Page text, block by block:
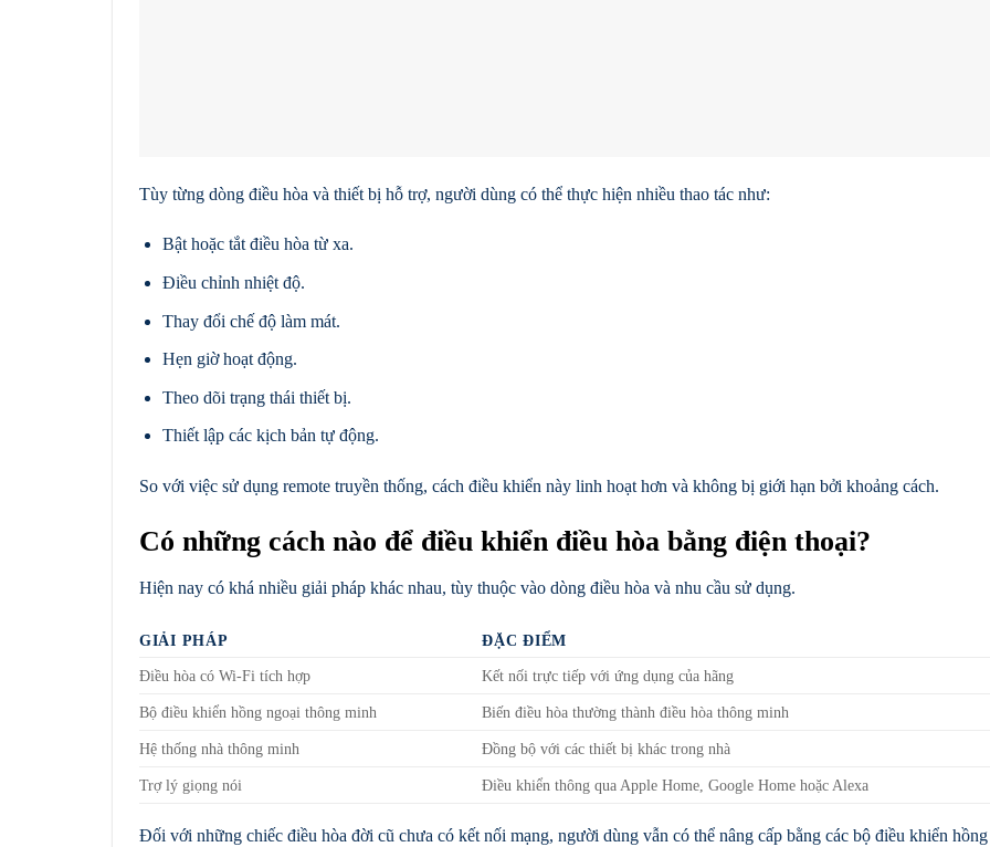
Tùy từng dòng điều hòa và thiết bị hỗ trợ, người dùng có thể thực hiện nhiều thao tác như:
Bật hoặc tắt điều hòa từ xa.
Điều chỉnh nhiệt độ.
Thay đổi chế độ làm mát.
Hẹn giờ hoạt động.
Theo dõi trạng thái thiết bị.
Thiết lập các kịch bản tự động.
So với việc sử dụng remote truyền thống, cách điều khiển này linh hoạt hơn và không bị giới hạn bởi khoảng cách.
Có những cách nào để điều khiển điều hòa bằng điện thoại?
Hiện nay có khá nhiều giải pháp khác nhau, tùy thuộc vào dòng điều hòa và nhu cầu sử dụng.
GIẢI PHÁP
ĐẶC ĐIỂM
Điều hòa có Wi-Fi tích hợp
Kết nối trực tiếp với ứng dụng của hãng
Bộ điều khiển hồng ngoại thông minh Biến điều hòa thường thành điều hòa thông minh
Hệ thống nhà thông minh Đồng bộ với các thiết bị khác trong nhà
Trợ lý giọng nói Điều khiển thông qua Apple Home, Google Home hoặc Alexa
Đối với những chiếc điều hòa đời cũ chưa có kết nối mạng, người dùng vẫn có thể nâng cấp bằng các bộ điều khiển hồng